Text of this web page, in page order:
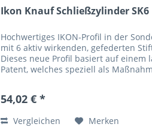
Ikon Knauf Schließzylinder SK6
Hochwertiges IKON-Profil in der
mit 6 aktiv wirkenden, gefederten
Dieses neue Profil basiert auf einem
Patent, welches speziell als
54,02 € *
Vergleichen Merken